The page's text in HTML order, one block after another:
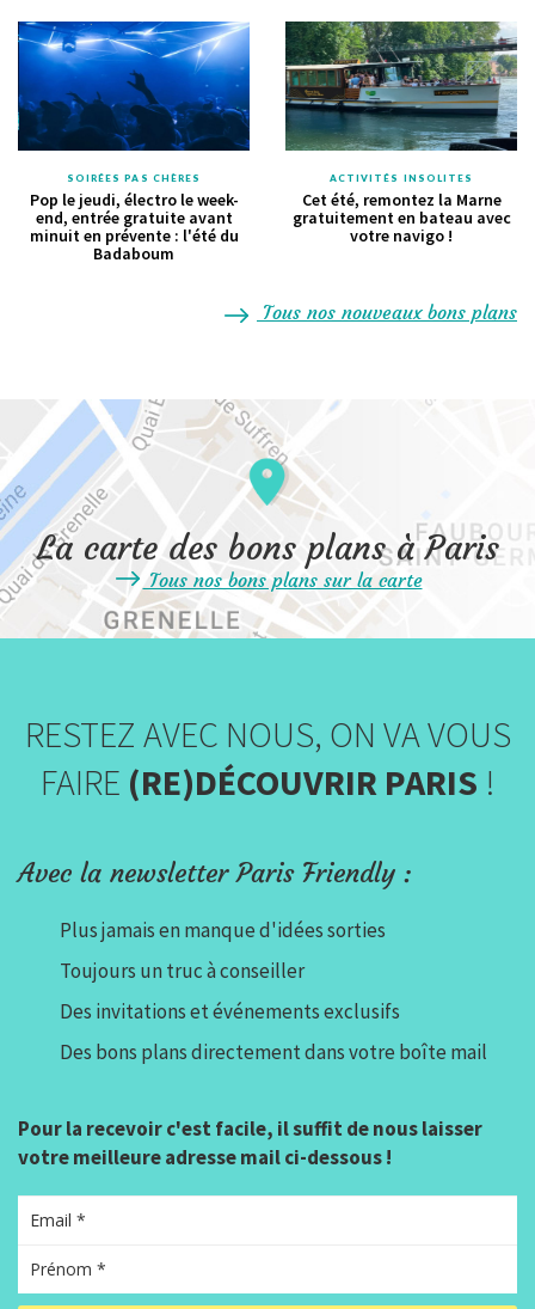
SOIRÉES PAS CHÈRES
Pop le jeudi, électro le week-
end, entrée gratuite avant
minuit en prévente : l'été du
Badaboum
ACTIVITÉS INSOLITES
Cet été, remontez la Marne
gratuitement en bateau avec
votre navigo !
Tous nos nouveaux bons plans
La carte des bons plans à Paris
Tous nos bons plans sur la carte
RESTEZ AVEC NOUS, ON VA VOUS
FAIRE (RE)DÉCOUVRIR PARIS !
Avec la newsletter Paris Friendly :
Plus jamais en manque d'idées sorties
Toujours un truc à conseiller
Des invitations et événements exclusifs
Des bons plans directement dans votre boîte mail
Pour la recevoir c'est facile, il suffit de nous laisser
votre meilleure adresse mail ci-dessous !